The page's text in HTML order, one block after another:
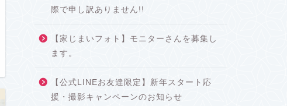
際で申し訳ありません!!
【家じまいフォト】モニターさんを募集し
ます。
【公式LINEお友達限定】新年スタート応
援・撮影キャンペーンのお知らせ